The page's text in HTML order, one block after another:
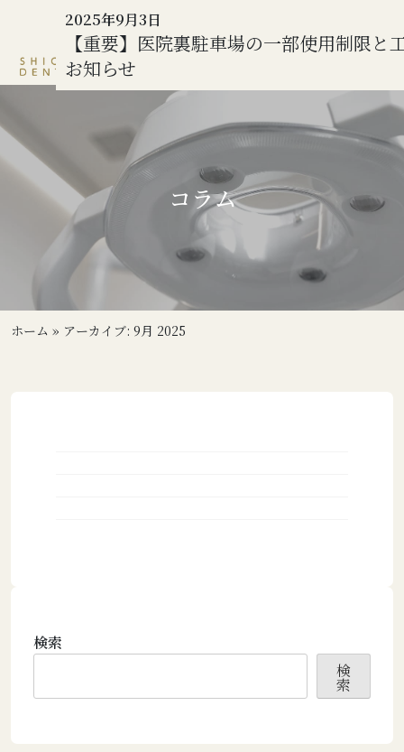
コラム
ホーム » アーカイブ: 9月 2025
2025年9月29日
子どもの受け口の原因とは？予防方法と
正での治し方を解説
2025年9月25日
子どもの矯正はいつから始めるべき？必
注意点を解説
2025年9月11日
インビザライン矯正で使用するiTeroと
ジタルスキャンの仕組みと特徴を解説
2025年9月3日
【重要】医院裏駐車場の一部使用制限と
お知らせ
検索
検
索